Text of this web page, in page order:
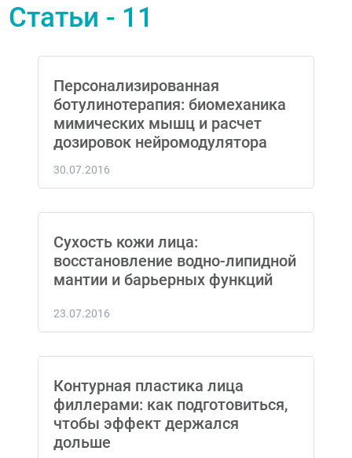
Статьи - 11
Персонализированная
ботулинотерапия: биомеханика
мимических мышц и расчет
дозировок нейромодулятора
30.07.2016
Сухость кожи лица:
восстановление водно-липидной
мантии и барьерных функций
23.07.2016
Контурная пластика лица
филлерами: как подготовиться,
чтобы эффект держался
дольше